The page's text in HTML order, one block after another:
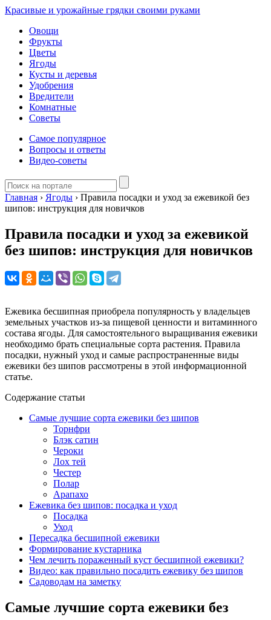
Красивые и урожайные грядки своими руками
Овощи
Фрукты
Цветы
Ягоды
Кусты и деревья
Удобрения
Вредители
Комнатные
Советы
Самое популярное
Вопросы и ответы
Видео-советы
Главная › Ягоды › Правила посадки и уход за ежевикой без
шипов: инструкция для новичков
Правила посадки и уход за ежевикой
без шипов: инструкция для новичков
Ежевика бесшипная приобрела популярность у владельцев
земельных участков из-за пищевой ценности и витаминного
состава ягоды. Для самостоятельного выращивания ежевики
необходимо брать специальные сорта растения. Правила
посадки, нужный уход и самые распространенные виды
ежевики без шипов рассмотрены в этой информационной
статье.
Содержание статьи
Самые лучшие сорта ежевики без шипов
Торнфри
Блэк сатин
Чероки
Лох тей
Честер
Полар
Арапахо
Ежевика без шипов: посадка и уход
Посадка
Уход
Пересадка бесшипной ежевики
Формирование кустарника
Чем лечить пораженный куст бесшипной ежевики?
Видео: как правильно посадить ежевику без шипов
Садоводам на заметку
Самые лучшие сорта ежевики без